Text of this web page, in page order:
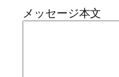
メッセージ本文